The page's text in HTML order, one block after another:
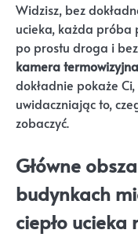
Widzisz, bez
ucieka, każda próba
po prostu droga i
kamera termowizyjna
dokładnie pokaże
uwidaczniając to,
zobaczyć.
Główne
budynkach
ciepło ucieka